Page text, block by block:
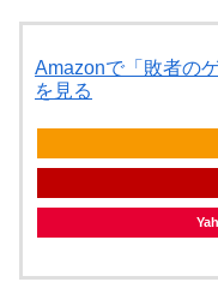
Amazonで「敗者の
を見る